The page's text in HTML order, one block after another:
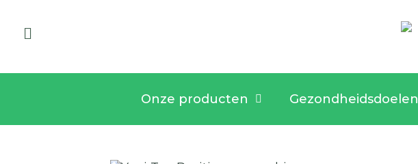
Onze producten Gezondheidsdoelen